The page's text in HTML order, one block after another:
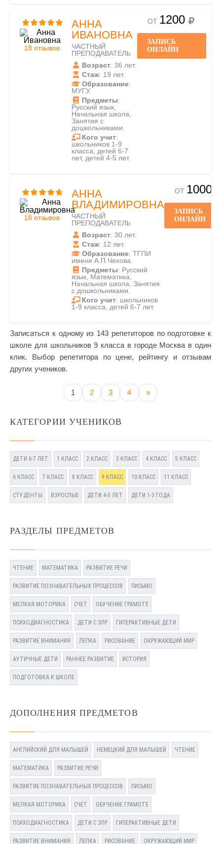
18 отзывов
АННА
ИВАНОВНА
ЧАСТНЫЙ
ПРЕПОДАВАТЕЛЬ
Возраст: 36 лет.
Стаж: 19 лет.
Образование:
МУГУ.
Предметы:
Русский язык,
Начальная школа,
Занятия с
дошкольниками.
Кого учит:
школьников 1-9
класса, детей 6-7
лет, детей 4-5 лет.
ОТ 1200
ЗАПИСЬ
ОНЛАЙН
18 отзывов
АННА
ВЛАДИМИРОВНА
ЧАСТНЫЙ
ПРЕПОДАВАТЕЛЬ
Возраст: 30 лет.
Стаж: 12 лет.
Образование: ТГПИ
имени А.П.Чехова.
Предметы: Русский
язык, Математика,
Начальная школа, Занятия
с дошкольниками.
Кого учит: школьников
1-9 класса, детей 6-7 лет.
ОТ 1000
ЗАПИСЬ
ОНЛАЙН
Записаться к одному из 143 репетиторов по подготовке к
школе для школьников 9 класса в городе Москва в один
клик. Выбор репетитора по цене, рейтингу и отзывам
других учеников.
1 2 3 4 »
КАТЕГОРИИ УЧЕНИКОВ
ДЕТИ 6-7 ЛЕТ 1 КЛАСС 2 КЛАСС 3 КЛАСС 4 КЛАСС 5 КЛАСС
6 КЛАСС 7 КЛАСС 8 КЛАСС 9 КЛАСС 10 КЛАСС 11 КЛАСС
СТУДЕНТЫ ВЗРОСЛЫЕ ДЕТИ 4-5 ЛЕТ ДЕТИ 1-3 ГОДА
РАЗДЕЛЫ ПРЕДМЕТОВ
ЧТЕНИЕ МАТЕМАТИКА РАЗВИТИЕ РЕЧИ
РАЗВИТИЕ ПОЗНАВАТЕЛЬНЫХ ПРОЦЕССОВ ПИСЬМО
МЕЛКАЯ МОТОРИКА СЧЕТ ОБУЧЕНИЕ ГРАМОТЕ
ПСИХОДИАГНОСТИКА ДЕТИ С ЗПР ГИПЕРАКТИВНЫЕ ДЕТИ
РАЗВИТИЕ ВНИМАНИЯ ЛЕПКА РИСОВАНИЕ ОКРУЖАЮЩИЙ МИР
АУТИЧНЫЕ ДЕТИ РАННЕЕ РАЗВИТИЕ ИСТОРИЯ
ПОДГОТОВКА К ШКОЛЕ
ДОПОЛНЕНИЯ ПРЕДМЕТОВ
АНГЛИЙСКИЙ ДЛЯ МАЛЫШЕЙ НЕМЕЦКИЙ ДЛЯ МАЛЫШЕЙ ЧТЕНИЕ
МАТЕМАТИКА РАЗВИТИЕ РЕЧИ
РАЗВИТИЕ ПОЗНАВАТЕЛЬНЫХ ПРОЦЕССОВ ПИСЬМО
МЕЛКАЯ МОТОРИКА СЧЕТ ОБУЧЕНИЕ ГРАМОТЕ
ПСИХОДИАГНОСТИКА ДЕТИ С ЗПР ГИПЕРАКТИВНЫЕ ДЕТИ
РАЗВИТИЕ ВНИМАНИЯ ЛЕПКА РИСОВАНИЕ ОКРУЖАЮЩИЙ МИР